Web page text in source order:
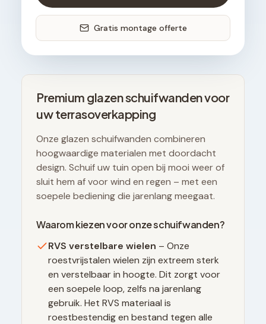
Gratis montage offerte
Premium glazen schuifwanden voor
uw terrasoverkapping
Onze glazen schuifwanden combineren
hoogwaardige materialen met doordacht
design. Schuif uw tuin open bij mooi weer of
sluit hem af voor wind en regen – met een
soepele bediening die jarenlang meegaat.
Waarom kiezen voor onze schuifwanden?
RVS verstelbare wielen – Onze
roestvrijstalen wielen zijn extreem sterk
en verstelbaar in hoogte. Dit zorgt voor
een soepele loop, zelfs na jarenlang
gebruik. Het RVS materiaal is
roestbestendig en bestand tegen alle